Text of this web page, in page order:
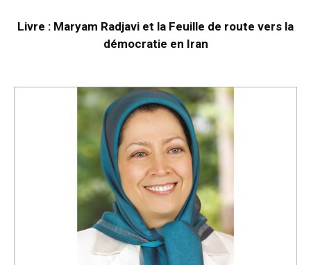
Livre : Maryam Radjavi et la Feuille de route vers la
démocratie en Iran